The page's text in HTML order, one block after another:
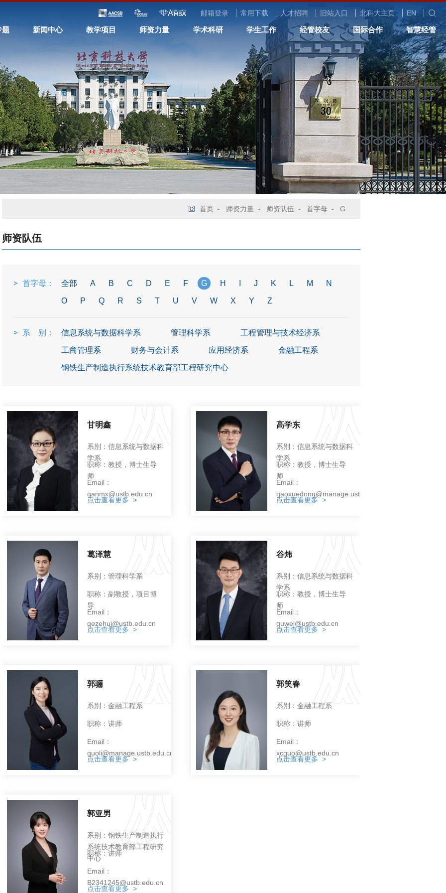
邮箱登录 常用下载 人才招聘 旧站入口 北科大主页 EN
题 新闻中心 教学项目 师资力量 学术科研 学生工作 经管校友 国际合作 智慧经管
首页 - 师资力量 - 师资队伍 - 首字母 - G
师资队伍
首字母： 全部 A B C D E F G H J K L M N
O P Q R S T U V W X Y Z
系 别： 信息系统与数据科学系 管理科学系 工程管理与技术经济系
工商管理系 财务与会计系 应用经济系 金融工程系
钢铁生产制造执行系统技术教育部工程研究中心
甘明鑫
系别：信息系统与数据科
学系
职称：教授，博士生导
师
Email：
ganmx@ustb.edu.cn
点击查看更多 >
高学东
系别：信息系统与数据科
学系
职称：教授，博士生导
师
Email：
gaoxuedong@manage.ustb.edu.cn
点击查看更多 >
葛泽慧
系别：管理科学系
职称：副教授，项目博
导
Email：
gezehui@ustb.edu.cn
点击查看更多 >
谷炜
系别：信息系统与数据科
学系
职称：教授，博士生导
师
Email：
guwei@ustb.edu.cn
点击查看更多 >
郭骊
系别：金融工程系
职称：讲师
Email：
guoli@manage.ustb.edu.cn
点击查看更多 >
郭笑春
系别：金融工程系
职称：讲师
Email：
xcguo@ustb.edu.cn
点击查看更多 >
郭亚男
系别：钢铁生产制造执行
系统技术教育部工程研究
中心
职称：讲师
Email：
B2341245@ustb.edu.cn
点击查看更多 >